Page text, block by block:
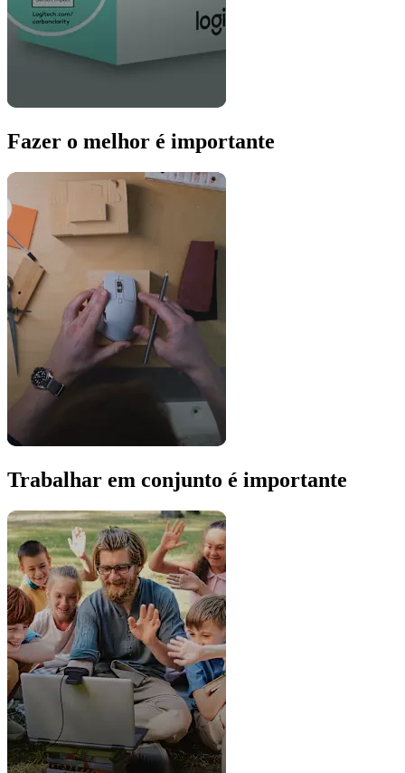
Fazer o melhor é importante
Trabalhar em conjunto é importante